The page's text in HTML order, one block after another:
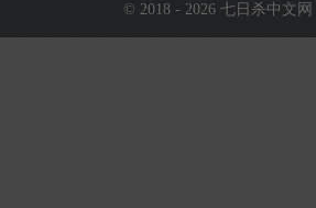
© 2018 - 2026 七日杀中文网